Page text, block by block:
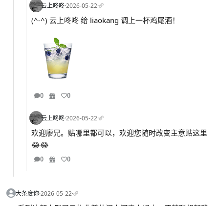
云上咚咚·2026-05-22·
(^-^) 云上咚咚 给 liaokang 调上一杯鸡尾酒！
0 0
云上咚咚·2026-05-22·
欢迎廖兄。贴哪里都可以，欢迎您随时改变主意贴这里
😂😂
0 0
大条度你·2026-05-22·